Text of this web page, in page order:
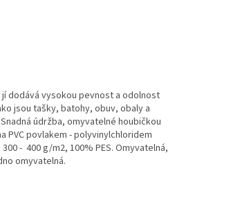
jí dodává vysokou pevnost a odolnost
jsou tašky, batohy, obuv, obaly a
údržba, omyvatelné houbičkou
PVC povlakem - polyvinylchloridem
- 400 g/m2, 100% PES. Omyvatelná,
omyvatelná.